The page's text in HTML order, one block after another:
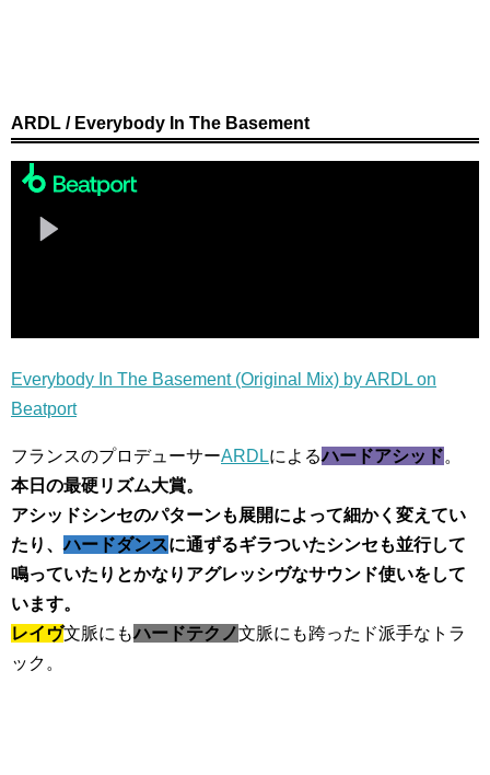
ARDL / Everybody In The Basement
Everybody In The Basement (Original Mix) by ARDL on
Beatport
フランスのプロデューサーARDLによるハードアシッド。
本日の最硬リズム大賞。
アシッドシンセのパターンも展開によって細かく変えてい
たり、ハードダンスに通ずるギラついたシンセも並行して
鳴っていたりとかなりアグレッシヴなサウンド使いをして
います。
レイヴ文脈にもハードテクノ文脈にも跨ったド派手なトラ
ック。